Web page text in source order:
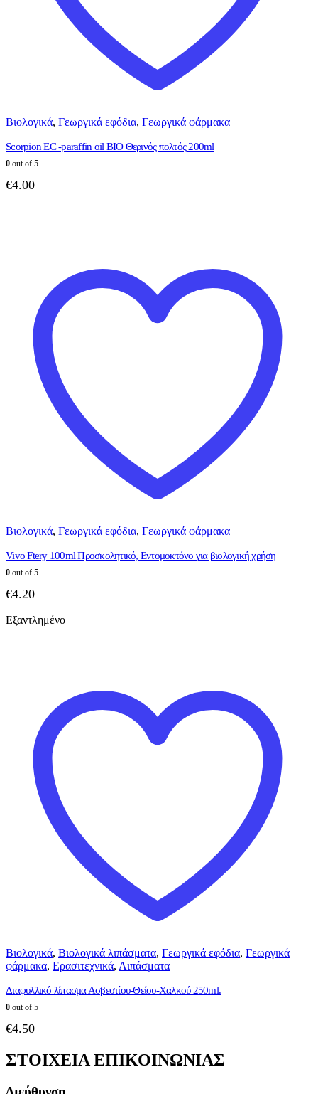
Βιολογικά, Γεωργικά εφόδια, Γεωργικά φάρμακα
Scorpion EC -paraffin oil BIO Θερινός πολτός 200ml
0 out of 5
€4.00
Βιολογικά, Γεωργικά εφόδια, Γεωργικά φάρμακα
Vivo Ftery 100ml Προσκολητικό, Εντομοκτόνο για βιολογική χρήση
0 out of 5
€4.20
Εξαντλημένο
Βιολογικά, Βιολογικά λιπάσματα, Γεωργικά εφόδια, Γεωργικά
φάρμακα, Ερασιτεχνικά, Λιπάσματα
Διαφυλλικό λίπασμα Ασβεστίου-Θείου-Χαλκού 250ml.
0 out of 5
€4.50
ΣΤΟΙΧΕΙΑ ΕΠΙΚΟΙΝΩΝΙΑΣ